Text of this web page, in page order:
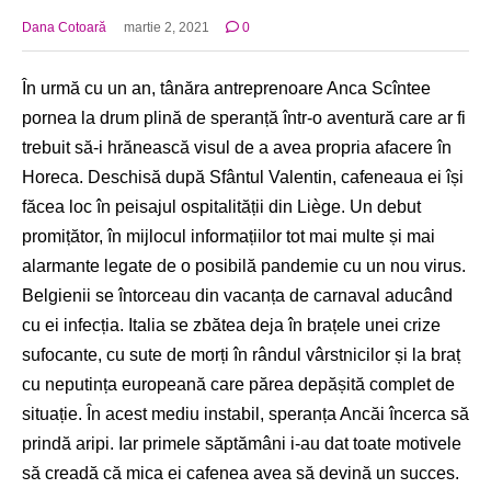
Dana Cotoară martie 2, 2021 0
În urmă cu un an, tânăra antreprenoare Anca Scîntee
pornea la drum plină de speranță într-o aventură care ar fi
trebuit să-i hrănească visul de a avea propria afacere în
Horeca. Deschisă după Sfântul Valentin, cafeneaua ei își
făcea loc în peisajul ospitalității din Liège. Un debut
promițător, în mijlocul informațiilor tot mai multe și mai
alarmante legate de o posibilă pandemie cu un nou virus.
Belgienii se întorceau din vacanța de carnaval aducând
cu ei infecția. Italia se zbătea deja în brațele unei crize
sufocante, cu sute de morți în rândul vârstnicilor și la braț
cu neputința europeană care părea depășită complet de
situație. În acest mediu instabil, speranța Ancăi încerca să
prindă aripi. Iar primele săptămâni i-au dat toate motivele
să creadă că mica ei cafenea avea să devină un succes.